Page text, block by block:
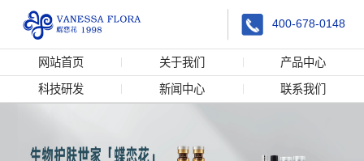
400-678-0148
网站首页 关于我们 产品中心
科技研发 新闻中心 联系我们